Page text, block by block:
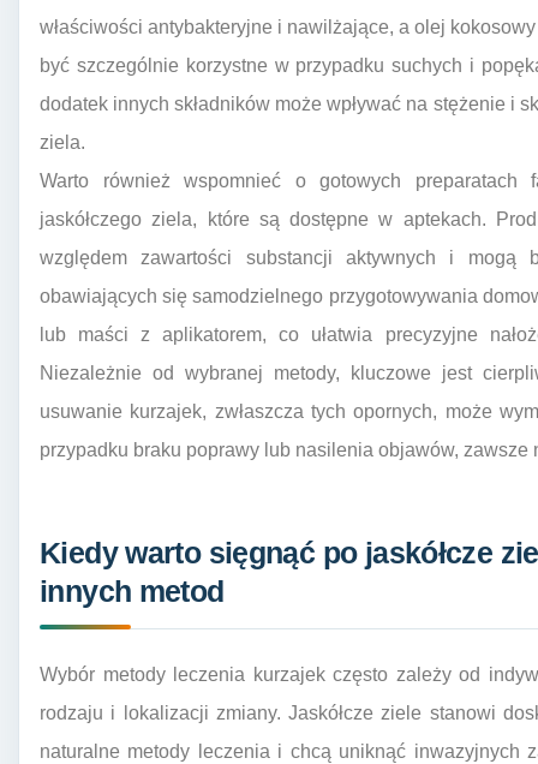
właściwości antybakteryjne i nawilżające, a olej
być szczególnie korzystne w przypadku suchych i
dodatek innych składników może wpływać na stężenie i
ziela.
Warto również wspomnieć o gotowych preparatach
jaskółczego ziela, które są dostępne w aptekach.
względem zawartości substancji aktywnych i mogą
obawiających się samodzielnego przygotowywania
lub maści z aplikatorem, co ułatwia precyzyjne
Niezależnie od wybranej metody, kluczowe jest
usuwanie kurzajek, zwłaszcza tych opornych, może
przypadku braku poprawy lub nasilenia objawów,
Kiedy warto sięgnąć po jaskółcze
innych metod
Wybór metody leczenia kurzajek często zależy od
rodzaju i lokalizacji zmiany. Jaskółcze ziele stanowi
naturalne metody leczenia i chcą uniknąć inwazyjnych